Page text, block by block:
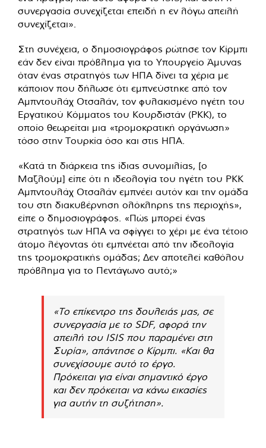
συνεργασία συνεχίζεται επειδή η εν λόγω απειλή
συνεχίζεται».
Στη συνέχεια, ο δημοσιογράφος ρώτησε τον Κίρμπι
εάν δεν είναι πρόβλημα για το Υπουργείο Άμυνας
όταν ένας στρατηγός των ΗΠΑ δίνει τα χέρια με
κάποιον που δήλωσε ότι εμπνεύστηκε από τον
Αμπντουλάχ Οτσαλάν, τον φυλακισμένο ηγέτη του
Εργατικού Κόμματος του Κουρδιστάν (PKK), το
οποίο θεωρείται μια «τρομοκρατική οργάνωση»
τόσο στην Τουρκία όσο και στις ΗΠΑ.
«Κατά τη διάρκεια της ίδιας συνομιλίας, [ο
Μαζλούμ] είπε ότι η ιδεολογία του ηγέτη του ΡΚΚ
Αμπντουλάχ Οτσαλάν εμπνέει αυτόν και την ομάδα
του στη διακυβέρνηση ολόκληρης της περιοχής»,
είπε ο δημοσιογράφος. «Πώς μπορεί ένας
στρατηγός των ΗΠΑ να σφίγγει το χέρι με ένα τέτοιο
άτομο λέγοντας ότι εμπνέεται από την ιδεολογία
της τρομοκρατικής ομάδας; Δεν αποτελεί καθόλου
πρόβλημα για το Πεντάγωνο αυτό;»
«Το επίκεντρο της δουλειάς μας, σε
συνεργασία με το SDF, αφορά την
απειλή του ISIS που παραμένει στη
Συρία», απάντησε ο Κίρμπι. «Και θα
συνεχίσουμε αυτό το έργο.
Πρόκειται για είναι σημαντικό έργο
και δεν πρόκειται να κάνω εικασίες
για αυτήν τη συζήτηση».